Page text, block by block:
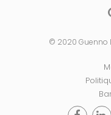
© 2020 Guenno